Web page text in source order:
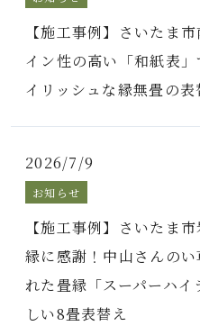
【施工事例】さいたま
イン性の高い「和紙表
イリッシュな縁無畳の表
2026/7/9
お知らせ
【施工事例】さいたま
縁に感謝！中山さんの
れた畳縁「スーパーハ
しい8畳表替え